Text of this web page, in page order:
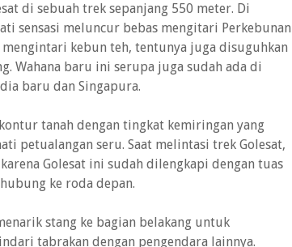
di sebuah trek sepanjang 550 meter. Di
sensasi meluncur bebas mengitari Perkebunan
mengintari kebun teh, tentunya juga disuguhkan
Wahana baru ini serupa juga sudah ada di
baru dan Singapura.
tanah dengan tingkat kemiringan yang
petualangan seru. Saat melintasi trek Golesat,
Golesat ini sudah dilengkapi dengan tuas
ke roda depan.
stang ke bagian belakang untuk
tabrakan dengan pengendara lainnya.